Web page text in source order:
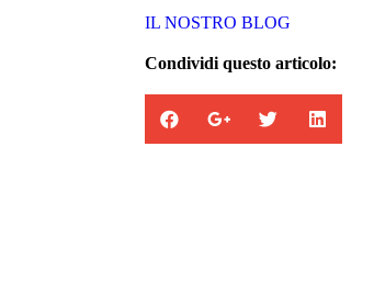
IL NOSTRO BLOG
Condividi questo articolo: